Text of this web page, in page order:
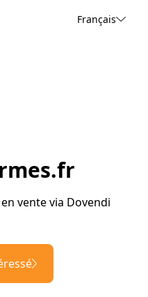
Français
vente via Dovendi